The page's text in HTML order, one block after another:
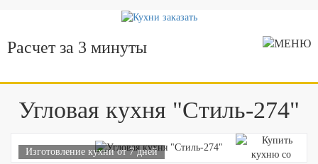
Расчет за 3 минуты
Угловая кухня "Стиль-274"
Изготовление кухни от 7 дней